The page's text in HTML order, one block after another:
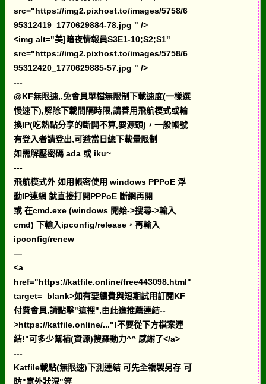
src="https://img2.pixhost.to/images/5758/6
95312419_1770629884-78.jpg " />
<img alt="美]暗夜情報員S3E1-10;S2;S1"
src="https://img2.pixhost.to/images/5758/6
95312420_1770629885-57.jpg " />
---
@KF無限速,,免會員單檔無限制下載速度(一樣選
慢速下),解除下載間隔時限,請善用飛航模式或輪
換IP(吃熱點分享的斷開不算,要源頭)，一般帳號
有登入者請登出,可避當日總下載量限制
如需解壓密碼 ada 或 iku~
---
飛航模式外 如用帳密使用 windows PPPoE 浮
動IP連網 就直接打開PPPoE 斷網再開
或 在cmd.exe (windows 開始->搜尋->輸入
cmd) 下輸入ipconfig/release，再輸入
ipconfig/renew
—
<a
href="https://katfile.online/free443098.html"
target=_blank>如有要續費與短期試用訂閱KF
付費會員,請點擊"這裡",由此進推薦連結--
>https://katfile.online/..."!不要從下方檔案連
結!"可多少幫補(資源)搜羅動力^^ 感謝了</a>
---
Katfile載點(無限速)下測連結 可先全複製另存 可
防"意外狀況"等